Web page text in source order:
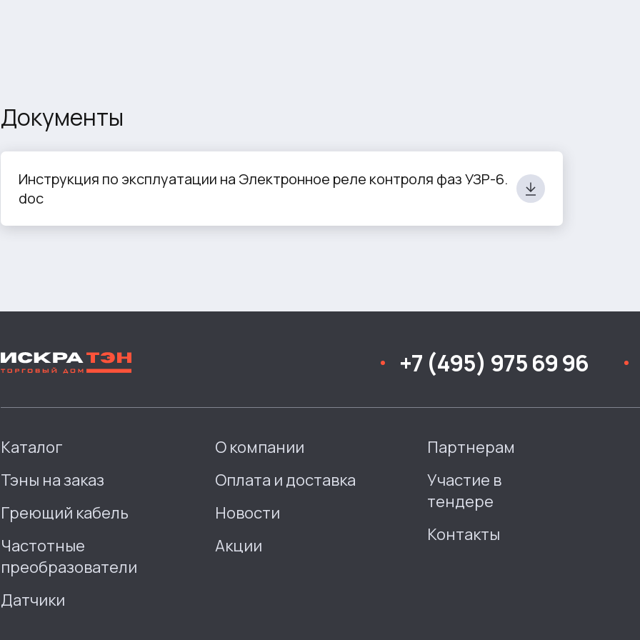
Документы
Инструкция по эксплуатации на Электронное реле контроля фаз УЗР-6.
doc
+7 (495) 975 69 96
Каталог
Тэны на заказ
Греющий кабель
Частотные
преобразователи
Датчики
О компании
Оплата и доставка
Новости
Акции
Партнерам
Участие в
тендере
Контакты